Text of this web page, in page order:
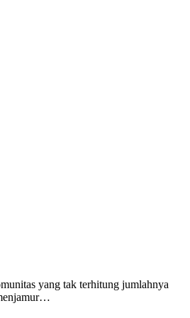
yang tak terhitung jumlahnya